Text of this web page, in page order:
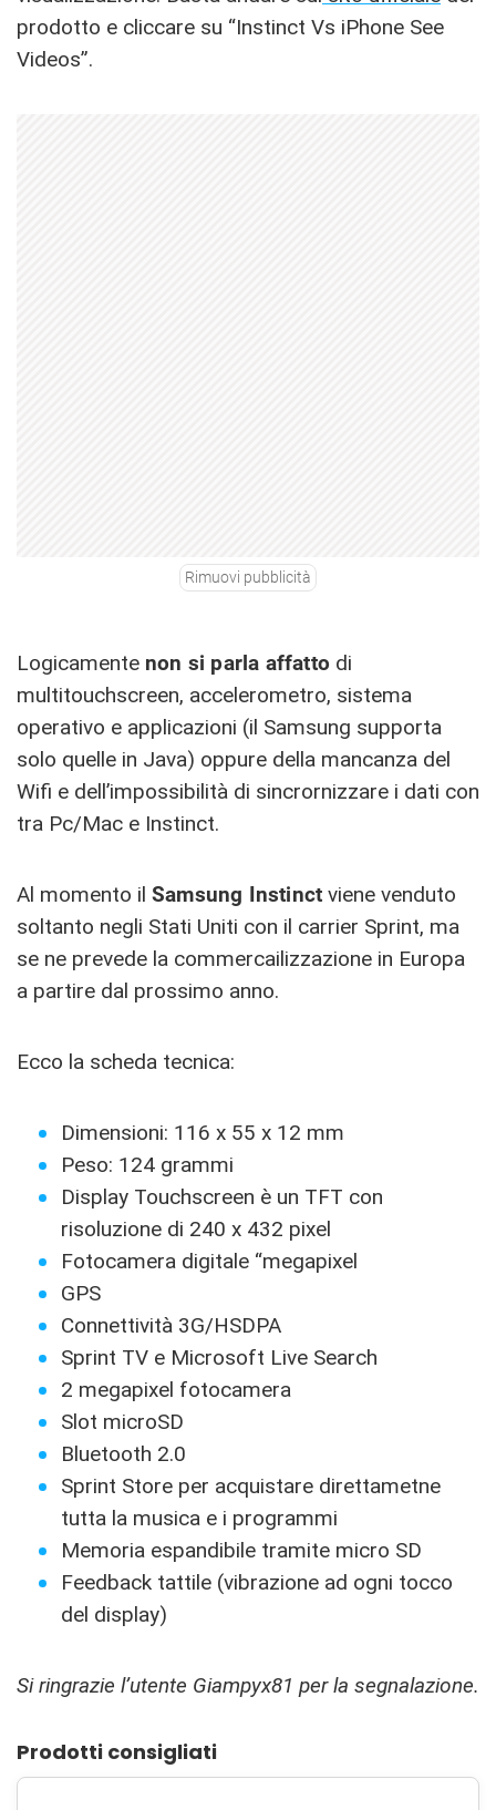
prodotto e cliccare su “Instinct Vs iPhone See
Videos”.
Rimuovi pubblicità
Logicamente non si parla affatto di
multitouchscreen, accelerometro, sistema
operativo e applicazioni (il Samsung supporta
solo quelle in Java) oppure della mancanza del
Wifi e dell’impossibilità di sincrornizzare i dati con
tra Pc/Mac e Instinct.
Al momento il Samsung Instinct viene venduto
soltanto negli Stati Uniti con il carrier Sprint, ma
se ne prevede la commercailizzazione in Europa
a partire dal prossimo anno.
Ecco la scheda tecnica:
Dimensioni: 116 x 55 x 12 mm
Peso: 124 grammi
Display Touchscreen è un TFT con
risoluzione di 240 x 432 pixel
Fotocamera digitale “megapixel
GPS
Connettività 3G/HSDPA
Sprint TV e Microsoft Live Search
2 megapixel fotocamera
Slot microSD
Bluetooth 2.0
Sprint Store per acquistare direttametne
tutta la musica e i programmi
Memoria espandibile tramite micro SD
Feedback tattile (vibrazione ad ogni tocco
del display)
Si ringrazie l’utente Giampyx81 per la segnalazione.
Prodotti consigliati